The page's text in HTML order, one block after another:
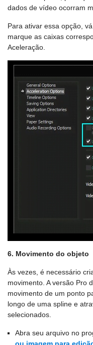
dados de vídeo ocorram
Para ativar essa opção,
marque as caixas
Aceleração.
6. Movimento do objeto
Às vezes, é necessário
movimento. A versão Pro
movimento de um ponto
longo de uma spline e
selecionados.
Abra seu arquivo no